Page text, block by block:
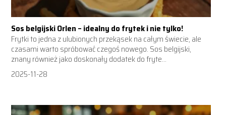
Sos belgijski Orlen – idealny do frytek i nie tylko!
Frytki to jedna z ulubionych przekąsek na całym świecie, ale
czasami warto spróbować czegoś nowego. Sos belgijski,
znany również jako doskonały dodatek do fryte...
2025-11-28